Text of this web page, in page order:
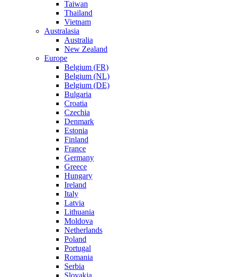
Taiwan
Thailand
Vietnam
Australasia
Australia
New Zealand
Europe
Belgium (FR)
Belgium (NL)
Belgium (DE)
Bulgaria
Croatia
Czechia
Denmark
Estonia
Finland
France
Germany
Greece
Hungary
Ireland
Italy
Latvia
Lithuania
Moldova
Netherlands
Poland
Portugal
Romania
Serbia